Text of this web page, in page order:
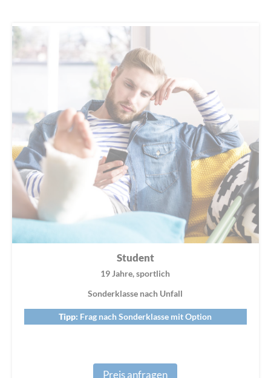
Student
19 Jahre, sportlich
Sonderklasse nach Unfall
Tipp: Frag nach Sonderklasse mit Option
Preis anfragen